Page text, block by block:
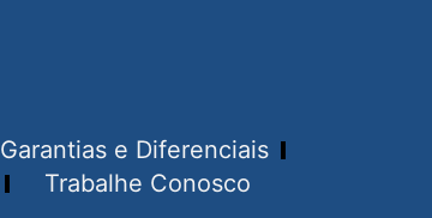
Garantias e Diferenciais
Trabalhe Conosco